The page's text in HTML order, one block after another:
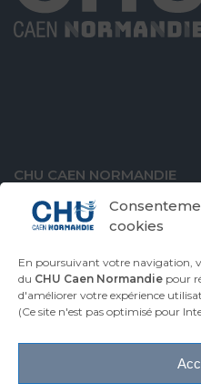
cookies
En poursuivant votre navigation,
du CHU Caen Normandie pour
d'améliorer votre expérience
(Ce site n'est pas optimisé pour
CHU CAEN NORMANDIE
14000 Caen
VENIR AU CHU
ESPACE PRESSE